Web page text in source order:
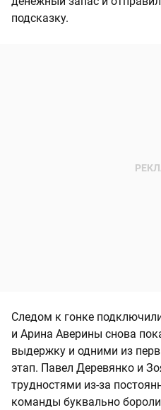
подсказку.
Следом к гонке
и Арина Аверины снова
выдержку и одними из
этап. Павел Деревянко и
трудностями из-за
команды буквально